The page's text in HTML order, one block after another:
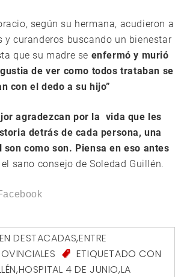
según su hermana, acudieron a
y curanderos buscando un bienestar
que su madre se enfermó y murió
de ver como todos trataban se
con el dedo a su hijo”
agradezcan por la vida que les
detrás de cada persona, una
como son. Piensa en eso antes
el sano consejo de Soledad Guillén.
DESTACADAS,ENTRE
ETIQUETADO CON
,HOSPITAL 4 DE JUNIO,LA